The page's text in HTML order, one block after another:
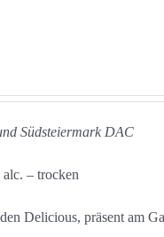
Südsteiermark DAC
– trocken
Delicious, präsent am